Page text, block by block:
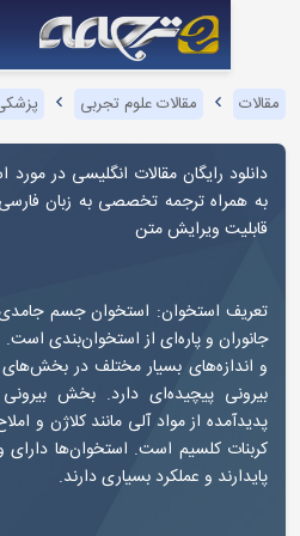
مقالات علوم تجربی پزشکی
رایگان مقالات انگلیسی در مورد استخوان (
ترجمه تخصصی به زبان فارسی با
ویرایش متن
استخوان: استخوان جسم جامدی‌است که
و پاره‌ای از استخوان‌بندی است. استخوان
بسیار مختلف در بخش‌های اندام
پیچیده‌ای دارد. بخش بیرونی
از مواد آلی مانند کلاژن و املاح
کلسیم است. استخوان‌ها دارای وزن
و عملکرد بسیاری دارند.